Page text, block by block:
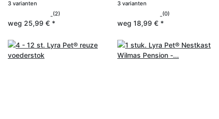
3 varianten
(2)
weg 25,99 € *
3 varianten
(0)
weg 18,99 € *